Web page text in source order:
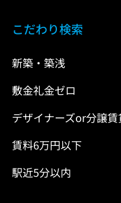
こだわり検索
新築・築浅
敷金礼金ゼロ
デザイナーズor分譲賃
賃料6万円以下
駅近5分以内